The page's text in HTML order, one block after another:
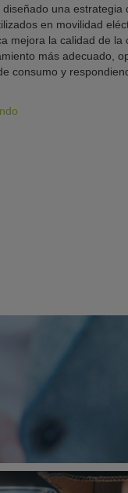
diseñado una estrategia
en movilidad
mejora la calidad de la
más adecuado,
consumo y